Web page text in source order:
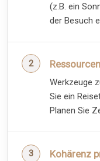
(z.B. ein
der Besuch
Werkzeuge
Sie ein
Planen Sie
Kohärenz